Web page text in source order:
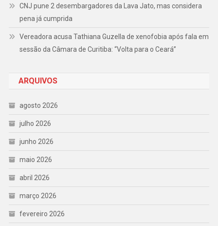
CNJ pune 2 desembargadores da Lava Jato, mas considera
pena já cumprida
Vereadora acusa Tathiana Guzella de xenofobia após fala em
sessão da Câmara de Curitiba: “Volta para o Ceará”
ARQUIVOS
agosto 2026
julho 2026
junho 2026
maio 2026
abril 2026
março 2026
fevereiro 2026